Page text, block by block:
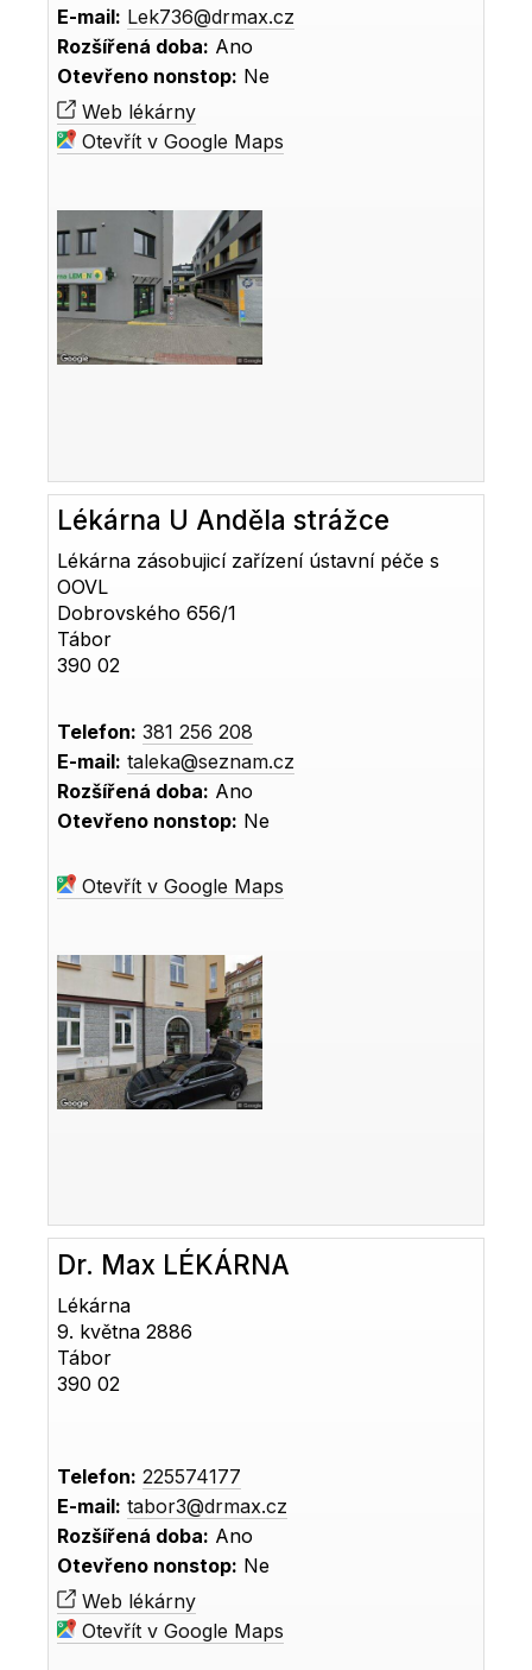
E-mail: Lek736@drmax.cz
Rozšířená doba: Ano
Otevřeno nonstop: Ne
Web lékárny
Otevřít v Google Maps
Lékárna U Anděla strážce
Lékárna zásobujicí zařízení ústavní péče s
OOVL
Dobrovského 656/1
Tábor
390 02
Telefon: 381 256 208
E-mail: taleka@seznam.cz
Rozšířená doba: Ano
Otevřeno nonstop: Ne
Otevřít v Google Maps
Dr. Max LÉKÁRNA
Lékárna
9. května 2886
Tábor
390 02
Telefon: 225574177
E-mail: tabor3@drmax.cz
Rozšířená doba: Ano
Otevřeno nonstop: Ne
Web lékárny
Otevřít v Google Maps